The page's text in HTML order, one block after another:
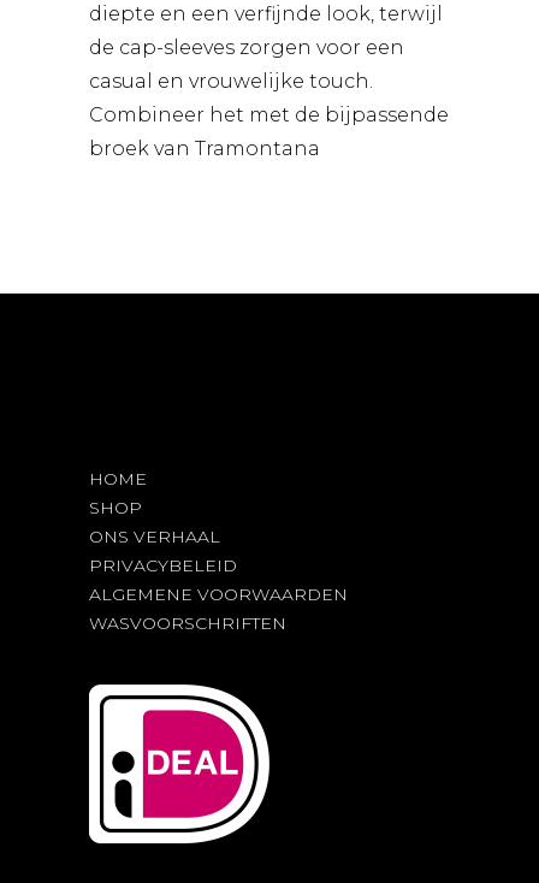
diepte en een verfijnde look, terwijl
de cap-sleeves zorgen voor een
casual en vrouwelijke touch.
Combineer het met de bijpassende
broek van Tramontana
HOME
SHOP
ONS VERHAAL
PRIVACYBELEID
ALGEMENE VOORWAARDEN
WASVOORSCHRIFTEN